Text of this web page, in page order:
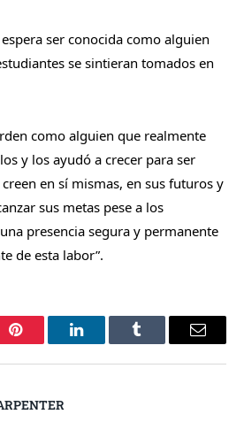
ser conocida como alguien
se sintieran tomados en
como alguien que realmente
y los ayudó a crecer para ser
en sí mismas, en sus futuros y
sus metas pese a los
presencia segura y permanente
de esta labor”.
Pinterest LinkedInTumblr Email